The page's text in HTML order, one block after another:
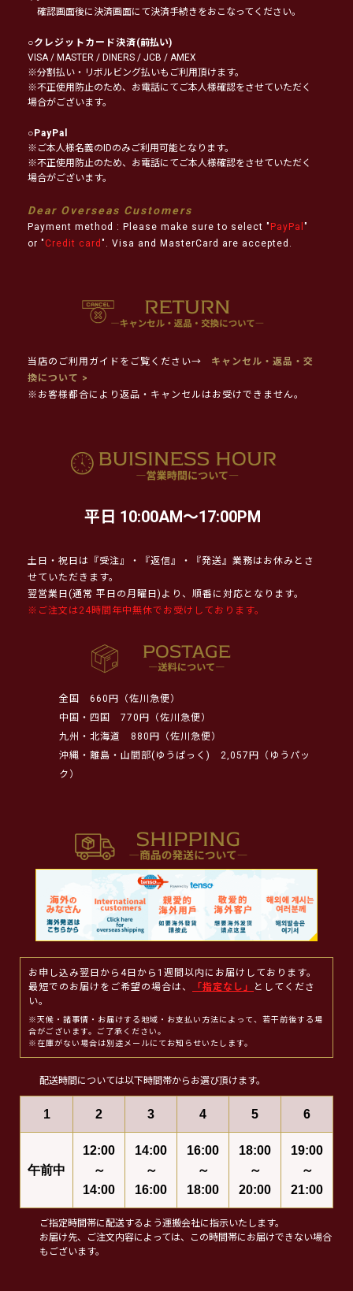
確認画面後に決済画面にて決済手続きをおこなってください。
○クレジットカード決済(前払い)
VISA / MASTER / DINERS / JCB / AMEX
※分割払い・リボルビング払いもご利用頂けます。
※不正使用防止のため、お電話にてご本人様確認をさせていただく
場合がございます。
○PayPal
※ご本人様名義のIDのみご利用可能となります。
※不正使用防止のため、お電話にてご本人様確認をさせていただく
場合がございます。
Dear Overseas Customers
Payment method : Please make sure to select " PayPal "
or " Credit card ". Visa and MasterCard are accepted.
当店のご利用ガイドをご覧ください→
キャンセル・返品・交
換について >
※お客様都合により返品・キャンセルはお受けできません。
平日 10:00AM～17:00PM
土日・祝日は『受注』・『返信』・『発送』業務はお休みとさ
せていただきます。
翌営業日(通常 平日の月曜日)より、順番に対応となります。
※ご注文は24時間年中無休でお受けしております。
全国
660円（佐川急便）
中国・四国
770円（佐川急便）
九州・北海道
880円（佐川急便）
沖縄・離島・山間部(ゆうぱっく)
2,057円（ゆうパッ
ク）
お申し込み翌日から4日から1週間以内にお届けしております。
最短でのお届けをご希望の場合は、
「指定なし」
としてくださ
い。
※天候・諸事情・お届けする地域・お支払い方法によって、若干前後する場
合がございます。ご了承ください。
※在庫がない場合は別途メールにてお知らせいたします。
配送時間については以下時間帯からお選び頂けます。
1 2 3 4 5 6
午前中
12:00
～
14:00
14:00
～
16:00
16:00
～
18:00
18:00
～
20:00
19:00
～
21:00
ご指定時間帯に配送するよう運搬会社に指示いたします。
お届け先、ご注文内容によっては、この時間帯にお届けできない場合
もございます。